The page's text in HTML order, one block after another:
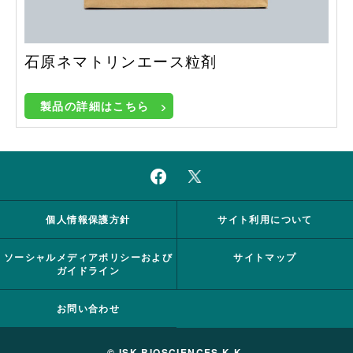
石原ネマトリンエース粒剤
製品の詳細はこちら
個人情報保護方針 サイト利用について
ソーシャルメディアポリシーおよび
ガイドライン
サイトマップ
お問い合わせ